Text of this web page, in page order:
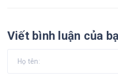
Viết bình luận của